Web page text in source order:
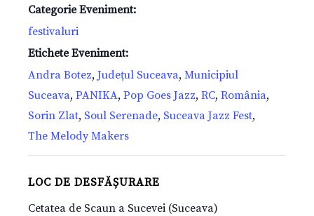
Categorie Eveniment:
festivaluri
Etichete Eveniment:
Andra Botez, Județul Suceava, Municipiul
Suceava, PANIKA, Pop Goes Jazz, RC, România,
Sorin Zlat, Soul Serenade, Suceava Jazz Fest,
The Melody Makers
LOC DE DESFĂȘURARE
Cetatea de Scaun a Sucevei (Suceava)